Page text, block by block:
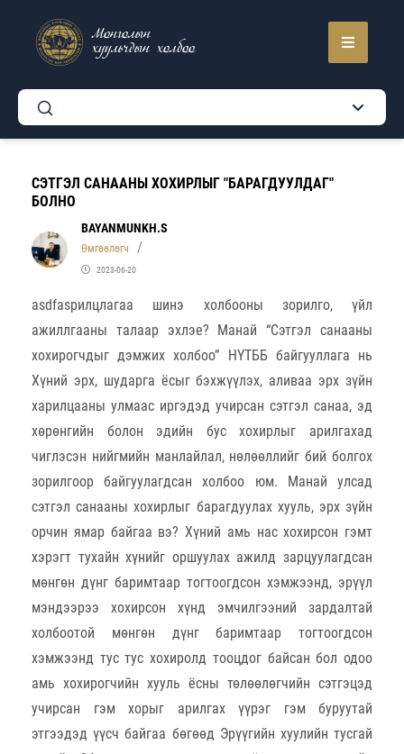
Монголын
хуульчдын холбоо
СЭТГЭЛ САНААНЫ ХОХИРЛЫГ "БАРАГДУУЛДАГ"
БОЛНО
BAYANMUNKH.S
Өмгөөлөгч
2023-06-20
asdfasрилцлагаа шинэ холбооны зорилго, үйл
ажиллгааны талаар эхлэе? Манай “Сэтгэл санааны
хохирогчдыг дэмжих холбоо” НҮТББ байгууллага нь
Хүний эрх, шударга ёсыг бэхжүүлэх, аливаа эрх зүйн
харилцааны улмаас иргэдэд учирсан сэтгэл санаа, эд
хөрөнгийн болон эдийн бус хохирлыг арилгахад
чиглэсэн нийгмийн манлайлал, нөлөөллийг бий болгох
зорилгоор байгуулагдсан холбоо юм. Манай улсад
сэтгэл санааны хохирлыг барагдуулах хууль, эрх зүйн
орчин ямар байгаа вэ? Хүний амь нас хохирсон гэмт
хэрэгт тухайн хүнийг оршуулах ажилд зарцуулагдсан
мөнгөн дүнг баримтаар тогтоогдсон хэмжээнд, эрүүл
мэндээрээ хохирсон хүнд эмчилгээний зардалтай
холбоотой мөнгөн дүнг баримтаар тогтоогдсон
хэмжээнд тус тус хохиролд тооцдог байсан бол одоо
амь хохирогчийн хууль ёсны төлөөлөгчийн сэтгэцэд
учирсан гэм хорыг арилгах үүрэг гэм буруутай
этгээдэд үүсч байгаа бөгөөд Эрүүгийн хуулийн тусгай